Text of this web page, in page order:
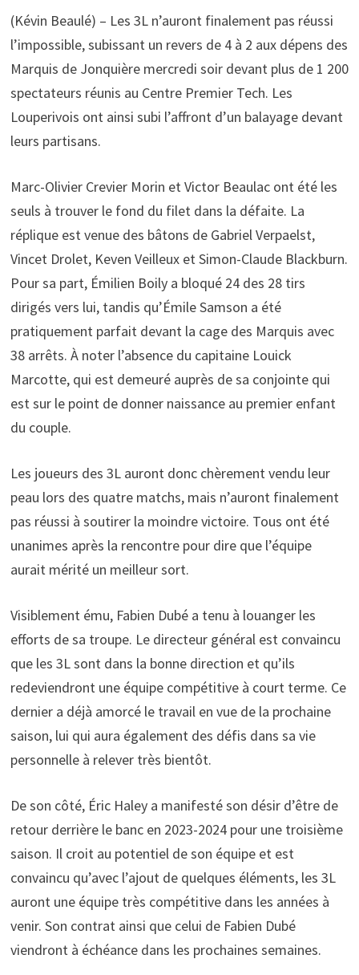
(Kévin Beaulé) – Les 3L n’auront finalement pas réussi
l’impossible, subissant un revers de 4 à 2 aux dépens des
Marquis de Jonquière mercredi soir devant plus de 1 200
spectateurs réunis au Centre Premier Tech. Les
Louperivois ont ainsi subi l’affront d’un balayage devant
leurs partisans.
Marc-Olivier Crevier Morin et Victor Beaulac ont été les
seuls à trouver le fond du filet dans la défaite. La
réplique est venue des bâtons de Gabriel Verpaelst,
Vincet Drolet, Keven Veilleux et Simon-Claude Blackburn.
Pour sa part, Émilien Boily a bloqué 24 des 28 tirs
dirigés vers lui, tandis qu’Émile Samson a été
pratiquement parfait devant la cage des Marquis avec
38 arrêts. À noter l’absence du capitaine Louick
Marcotte, qui est demeuré auprès de sa conjointe qui
est sur le point de donner naissance au premier enfant
du couple.
Les joueurs des 3L auront donc chèrement vendu leur
peau lors des quatre matchs, mais n’auront finalement
pas réussi à soutirer la moindre victoire. Tous ont été
unanimes après la rencontre pour dire que l’équipe
aurait mérité un meilleur sort.
Visiblement ému, Fabien Dubé a tenu à louanger les
efforts de sa troupe. Le directeur général est convaincu
que les 3L sont dans la bonne direction et qu’ils
redeviendront une équipe compétitive à court terme. Ce
dernier a déjà amorcé le travail en vue de la prochaine
saison, lui qui aura également des défis dans sa vie
personnelle à relever très bientôt.
De son côté, Éric Haley a manifesté son désir d’être de
retour derrière le banc en 2023-2024 pour une troisième
saison. Il croit au potentiel de son équipe et est
convaincu qu’avec l’ajout de quelques éléments, les 3L
auront une équipe très compétitive dans les années à
venir. Son contrat ainsi que celui de Fabien Dubé
viendront à échéance dans les prochaines semaines.